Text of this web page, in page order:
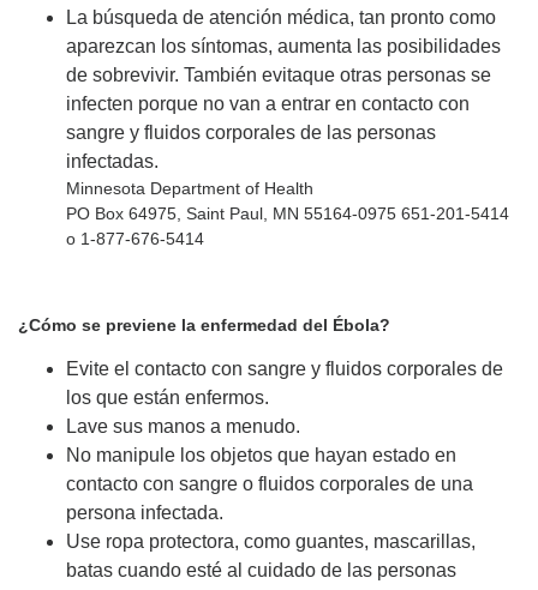
La búsqueda de atención médica, tan pronto como
aparezcan los síntomas, aumenta las posibilidades
de sobrevivir. También evitaque otras personas se
infecten porque no van a entrar en contacto con
sangre y fluidos corporales de las personas
infectadas.
Minnesota Department of Health
PO Box 64975, Saint Paul, MN 55164-0975 651-201-5414
o 1-877-676-5414
¿Cómo se previene la enfermedad del Ébola?
Evite el contacto con sangre y fluidos corporales de
los que están enfermos.
Lave sus manos a menudo.
No manipule los objetos que hayan estado en
contacto con sangre o fluidos corporales de una
persona infectada.
Use ropa protectora, como guantes, mascarillas,
batas cuando esté al cuidado de las personas